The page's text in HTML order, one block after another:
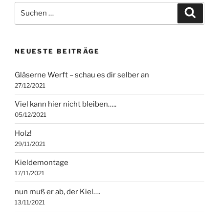
nach:
NEUESTE BEITRÄGE
Gläserne Werft – schau es dir selber an
27/12/2021
Viel kann hier nicht bleiben…..
05/12/2021
Holz!
29/11/2021
Kieldemontage
17/11/2021
nun muß er ab, der Kiel….
13/11/2021